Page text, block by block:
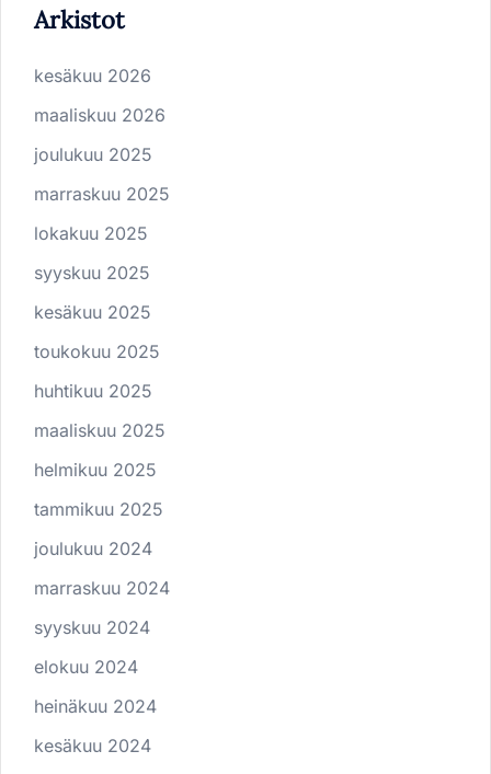
Arkistot
kesäkuu 2026
maaliskuu 2026
joulukuu 2025
marraskuu 2025
lokakuu 2025
syyskuu 2025
kesäkuu 2025
toukokuu 2025
huhtikuu 2025
maaliskuu 2025
helmikuu 2025
tammikuu 2025
joulukuu 2024
marraskuu 2024
syyskuu 2024
elokuu 2024
heinäkuu 2024
kesäkuu 2024